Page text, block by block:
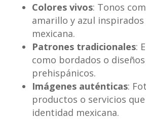
Colores vivos: Tonos
amarillo y azul
mexicana.
Patrones tradicionales:
como bordados o diseños
prehispánicos.
Imágenes auténticas:
productos o servicios
identidad mexicana.